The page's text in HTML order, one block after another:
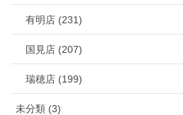
有明店 (231)
国見店 (207)
瑞穂店 (199)
未分類 (3)